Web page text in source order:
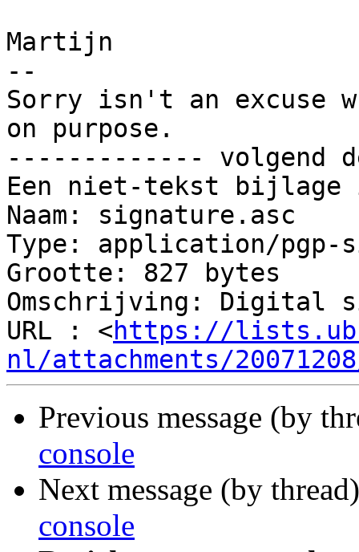
Martijn
--
Sorry isn't an excuse
on purpose.
------------- volgend
Een niet-tekst
Naam: signature.asc
Type: application/pgp-
Grootte: 827 bytes
Omschrijving: Digital
URL : <https://
nl/attachments/
Previous message (by
console
Next message (by
console